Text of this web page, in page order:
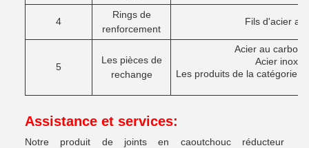
4
Rings de
renforcement
Fils d'acier au
5
Les pièces de
rechange
Acier au
Acier
Les produits de la catégorie
Assistance et services:
Notre produit de joints en caoutchouc réducteur